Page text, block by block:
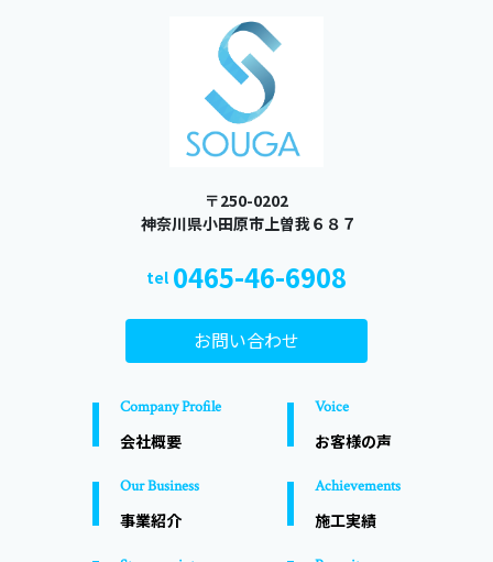
〒250-0202
​​​​​​​ 神奈川県小田原市上曽我６８７
tel 0465-46-6908
お問い合わせ
Company Profile
会社概要
Our Business
事業紹介
Voice
お客様の声
Achievements
施工実績